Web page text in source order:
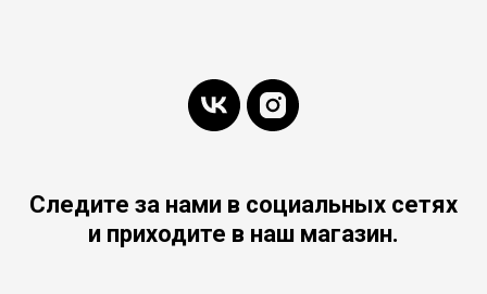
Следите за нами в социальных сетях
и приходите в наш магазин.